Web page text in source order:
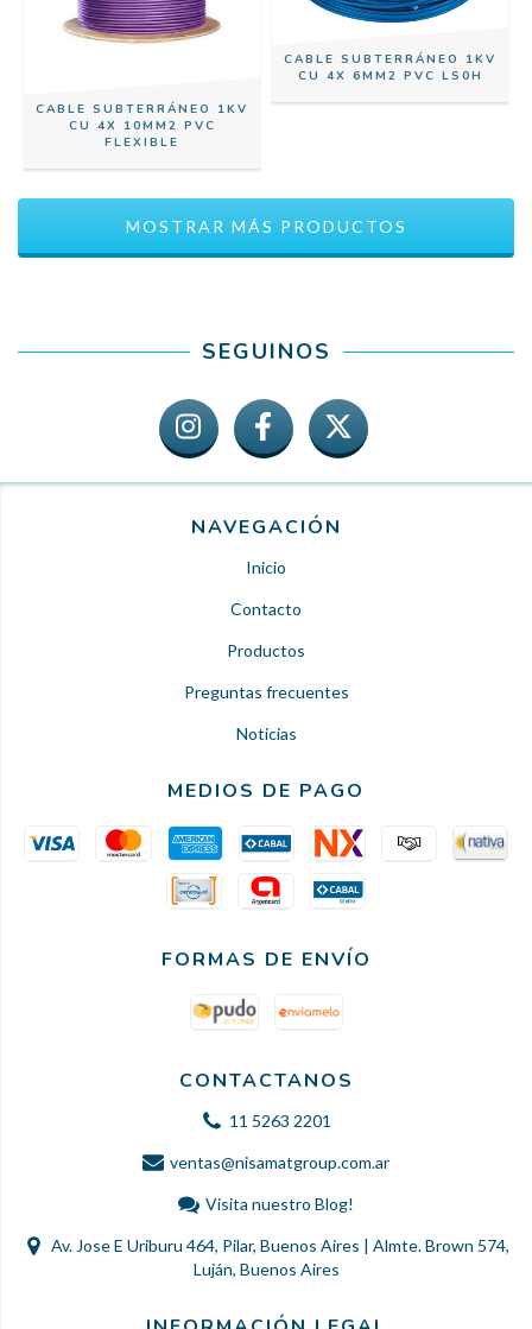
CABLE SUBTERRÁNEO 1KV
CU 4X 10MM2 PVC
FLEXIBLE
CABLE SUBTERRÁNEO 1KV
CU 4X 6MM2 PVC LS0H
MOSTRAR MÁS PRODUCTOS
SEGUINOS
NAVEGACIÓN
Inicio
Contacto
Productos
Preguntas frecuentes
Noticias
MEDIOS DE PAGO
FORMAS DE ENVÍO
CONTACTANOS
11 5263 2201
ventas@nisamatgroup.com.ar
Visita nuestro Blog!
Av. Jose E Uriburu 464, Pilar, Buenos Aires | Almte. Brown 574,
Luján, Buenos Aires